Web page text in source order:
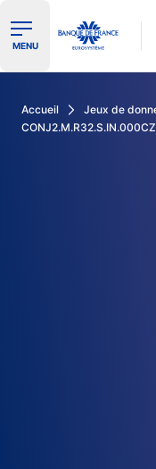
Ouvrir le menu de
MENU
Accueil Jeux de